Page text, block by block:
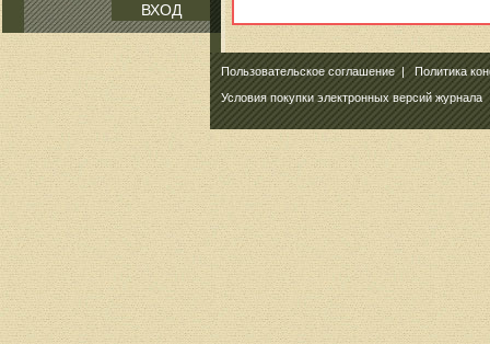
ВХОД
Пользовательское соглашение|Политика
Условия покупки электронных версий журнала